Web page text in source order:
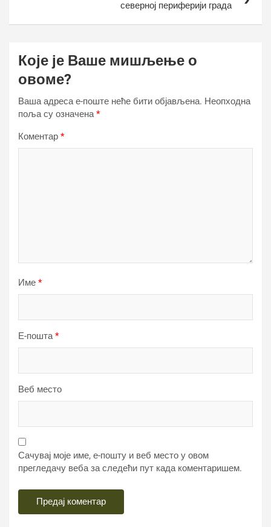
северној периферији града
Које је Ваше мишљење о
овоме?
Ваша адреса е-поште неће бити објављена. Неопходна
поља су означена*
Коментар *
Име *
Е-пошта*
Веб место
Сачувај моје име, е-пошту и веб место у овом
прегледачу веба за следећи пут када коментаришем.